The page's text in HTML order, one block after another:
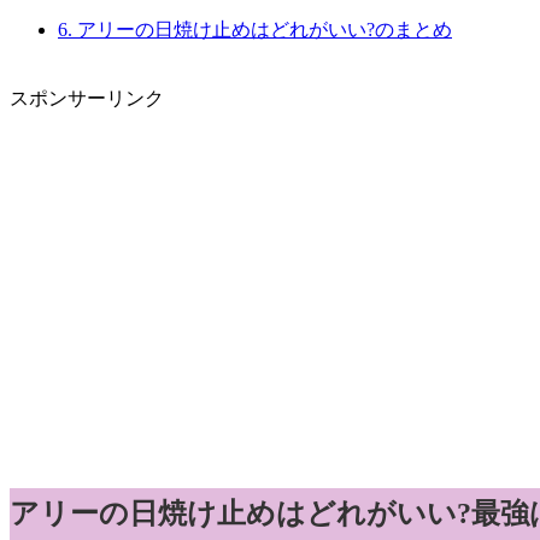
6. アリーの日焼け止めはどれがいい?のまとめ
スポンサーリンク
アリーの日焼け止めはどれがいい?最強